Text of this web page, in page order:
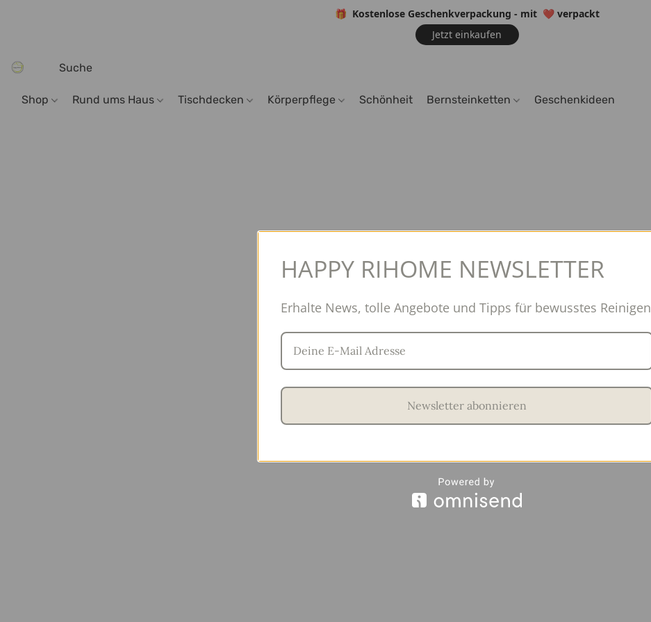
🎁 Kostenlose Geschenkverpackung - mit ❤️verpackt
Jetzt einkaufen
Shop Rund ums Haus Tischdecken Körperpflege Schönheit Bernsteinketten Geschenkideen
HAPPY RIHOME NEWSLETTER
Erhalte News, tolle Angebote und Tipps für bewusstes Reinigen
Newsletter abonnieren